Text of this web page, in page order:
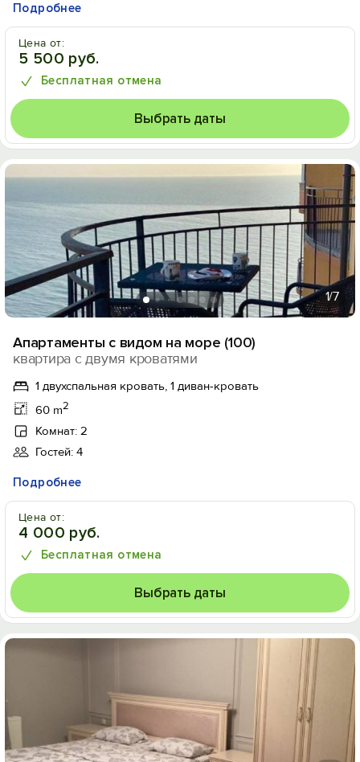
Подробнее
Цена от:
5 500 руб.
Бесплатная отмена
Выбрать даты
1/7
Апартаменты с видом на море (100)
квартира с двумя кроватями
1 двухспальная кровать, 1 диван-кровать
60 m2
Комнат: 2
Гостей: 4
Подробнее
Цена от:
4 000 руб.
Бесплатная отмена
Выбрать даты